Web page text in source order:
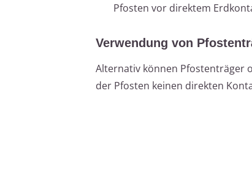
Pfosten vor direktem
Verwendung von
Alternativ können Pfostenträger
der Pfosten keinen direkten